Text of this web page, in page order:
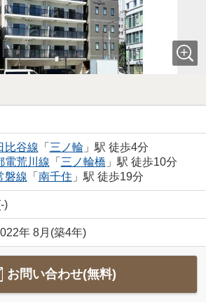
比谷線 「 三ノ輪」駅 徒歩4分
電荒川線 「 三ノ輪橋 」駅 徒歩10分
磐線 「 南千住 」駅 徒歩19分
)
年 8月(築4年)
お問い合わせ(無料)